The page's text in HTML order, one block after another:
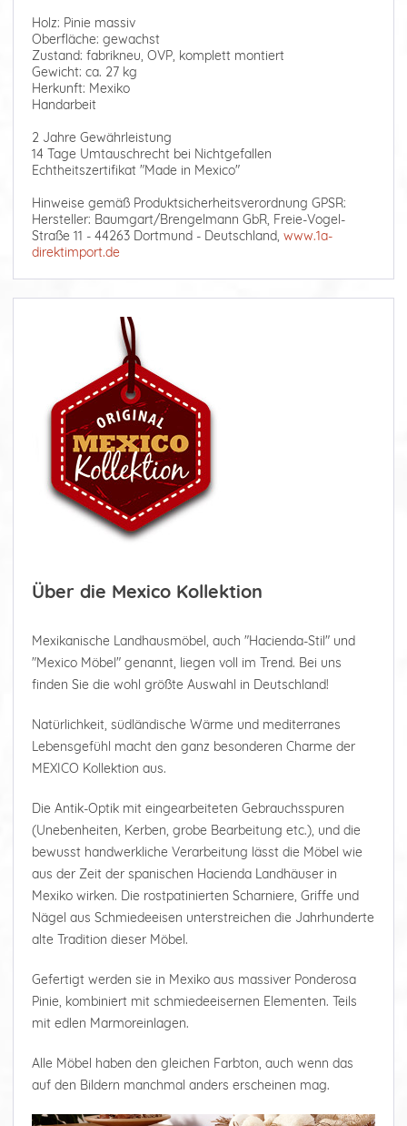
Holz: Pinie massiv
Oberfläche: gewachst
Zustand: fabrikneu, OVP, komplett montiert
Gewicht: ca. 27 kg
Herkunft: Mexiko
Handarbeit
2 Jahre Gewährleistung
14 Tage Umtauschrecht bei Nichtgefallen
Echtheitszertifikat "Made in Mexico"
Hinweise gemäß Produktsicherheitsverordnung GPSR:
Hersteller: Baumgart/Brengelmann GbR, Freie-Vogel-
Straße 11 - 44263 Dortmund - Deutschland, www.1a-
direktimport.de
Über die Mexico Kollektion
Mexikanische Landhausmöbel, auch "Hacienda-Stil" und
"Mexico Möbel" genannt, liegen voll im Trend. Bei uns
finden Sie die wohl größte Auswahl in Deutschland!
Natürlichkeit, südländische Wärme und mediterranes
Lebensgefühl macht den ganz besonderen Charme der
MEXICO Kollektion aus.
Die Antik-Optik mit eingearbeiteten Gebrauchsspuren
(Unebenheiten, Kerben, grobe Bearbeitung etc.), und die
bewusst handwerkliche Verarbeitung lässt die Möbel wie
aus der Zeit der spanischen Hacienda Landhäuser in
Mexiko wirken. Die rostpatinierten Scharniere, Griffe und
Nägel aus Schmiedeeisen unterstreichen die Jahrhunderte
alte Tradition dieser Möbel.
Gefertigt werden sie in Mexiko aus massiver Ponderosa
Pinie, kombiniert mit schmiedeeisernen Elementen. Teils
mit edlen Marmoreinlagen.
Alle Möbel haben den gleichen Farbton, auch wenn das
auf den Bildern manchmal anders erscheinen mag.